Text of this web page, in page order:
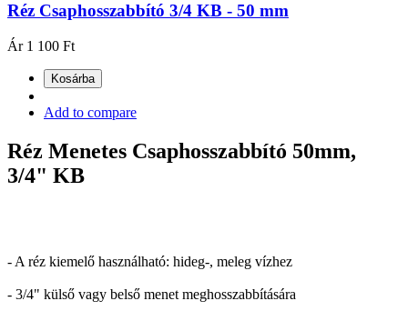
Réz Csaphosszabbító 3/4 KB - 50 mm
Ár 1 100 Ft
Kosárba
Add to compare
Réz Menetes Csaphosszabbító 50mm,
3/4" KB
- A réz kiemelő használható: hideg-, meleg vízhez
- 3/4" külső vagy belső menet meghosszabbítására